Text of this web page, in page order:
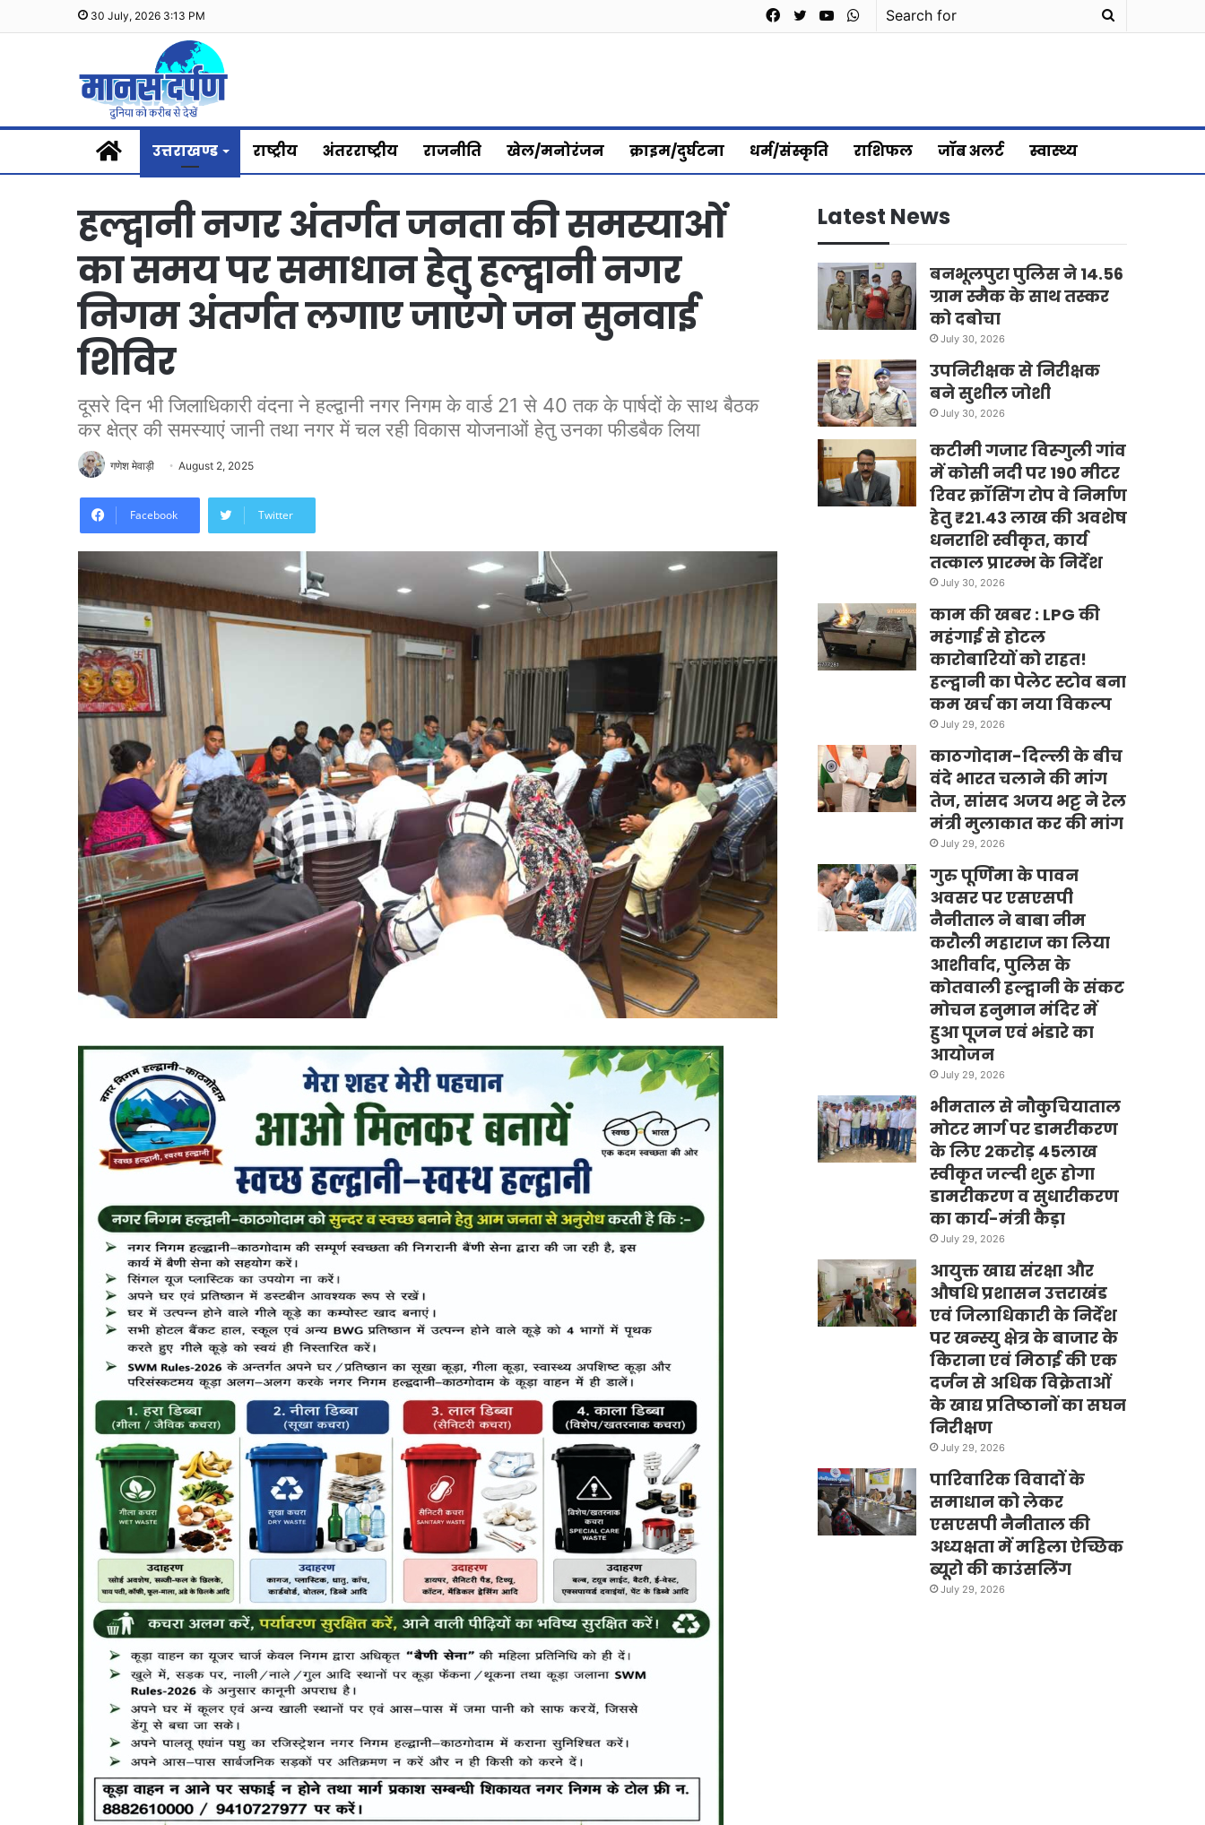
30 July, 2026 3:13 PM
Search
WhatsApp
YouTube
Twitter
Facebook
Homeउत्तराखण्ड राष्ट्रीय अंतरराष्ट्रीय राजनीति खेल/मनोरंजन क्राइम/दुर्घटना धर्म/संस्कृति राशिफल जॉब अलर्ट स्वास्थ्य
हल्द्वानी नगर अंतर्गत जनता की समस्याओं
का समय पर समाधान हेतु हल्द्वानी नगर
निगम अंतर्गत लगाए जाएंगे जन सुनवाई
शिविर
दूसरे दिन भी जिलाधिकारी वंदना ने हल्द्वानी नगर निगम के वार्ड 21 से 40 तक के पार्षदों के साथ बैठक
कर क्षेत्र की समस्याएं जानी तथा नगर में चल रही विकास योजनाओं हेतु उनका फीडबैक लिया
गणेश मेवाड़ी August 2, 2025
Facebook Twitter
Latest News
बनभूलपुरा पुलिस ने 14.56
ग्राम स्मैक के साथ तस्कर
को दबोचा
July 30, 2026
उपनिरीक्षक से निरीक्षक
बने सुशील जोशी
July 30, 2026
कटीमी गजार विस्गुली गांव
में कोसी नदी पर 190 मीटर
रिवर क्रॉसिंग रोप वे निर्माण
हेतु ₹21.43 लाख की अवशेष
धनराशि स्वीकृत, कार्य
तत्काल प्रारम्भ के निर्देश
July 30, 2026
काम की खबर : LPG की
महंगाई से होटल
कारोबारियों को राहत!
हल्द्वानी का पेलेट स्टोव बना
कम खर्च का नया विकल्प
July 29, 2026
काठगोदाम-दिल्ली के बीच
वंदे भारत चलाने की मांग
तेज, सांसद अजय भट्ट ने रेल
मंत्री मुलाकात कर की मांग
July 29, 2026
गुरु पूर्णिमा के पावन
अवसर पर एसएसपी
नैनीताल ने बाबा नीम
करौली महाराज का लिया
आशीर्वाद, पुलिस के
कोतवाली हल्द्वानी के संकट
मोचन हनुमान मंदिर में
हुआ पूजन एवं भंडारे का
आयोजन
July 29, 2026
भीमताल से नौकुचियाताल
मोटर मार्ग पर डामरीकरण
के लिए 2करोड़ 45लाख
स्वीकृत जल्दी शुरू होगा
डामरीकरण व सुधारीकरण
का कार्य-मंत्री कैड़ा
July 29, 2026
आयुक्त खाद्य संरक्षा और
औषधि प्रशासन उत्तराखंड
एवं जिलाधिकारी के निर्देश
पर खन्स्यु क्षेत्र के बाजार के
किराना एवं मिठाई की एक
दर्जन से अधिक विक्रेताओं
के खाद्य प्रतिष्ठानों का सघन
निरीक्षण
July 29, 2026
पारिवारिक विवादों के
समाधान को लेकर
एसएसपी नैनीताल की
अध्यक्षता में महिला ऐच्छिक
ब्यूरो की काउंसलिंग
July 29, 2026